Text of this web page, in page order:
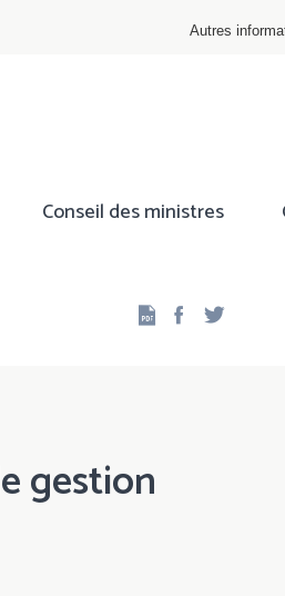
Autres
Conseil des ministres
Facebook
gestion